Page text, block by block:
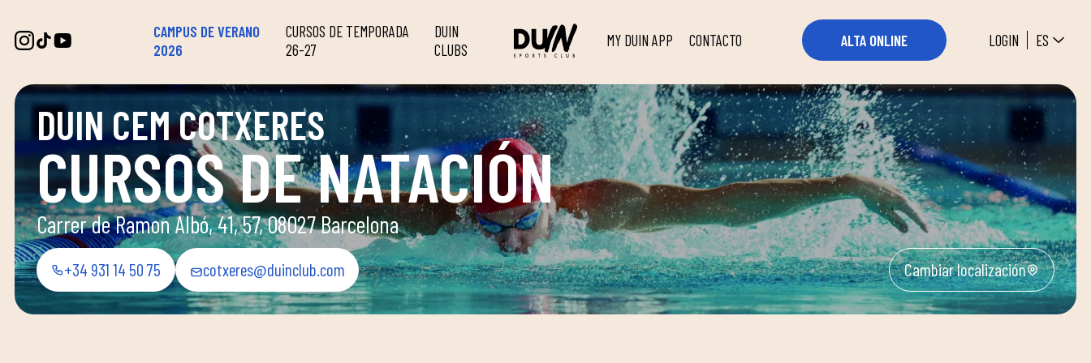
CAMPUS DE VERANO
2026
CURSOS DE TEMPORADA
26-27
DUIN
CLUBS
MY DUIN APP CONTACTO ALTA ONLINE LOGIN ES
DUIN CEM COTXERES
CURSOS DE NATACIÓN
Carrer de Ramon Albó, 41, 57, 08027 Barcelona
+34 931 14 50 75 cotxeres@duinclub.com Cambiar localización